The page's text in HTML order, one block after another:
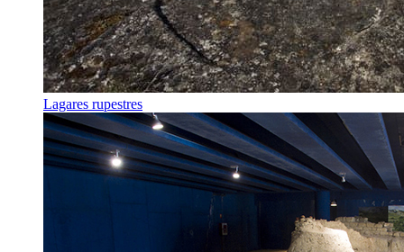
Lagares rupestres